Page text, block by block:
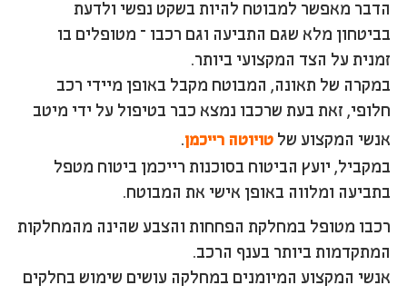
הדבר מאפשר למבוטח להיות בשקט נפשי ולדעת
בביטחון מלא שגם התביעה וגם רכבו – מטופלים בו
זמנית על הצד המקצועי ביותר.
במקרה של תאונה, המבוטח מקבל באופן מיידי רכב
חלופי, זאת בעת שרכבו נמצא כבר בטיפול על ידי מיטב
אנשי המקצוע של טויוטה רייכמן.
במקביל, יועץ הביטוח בסוכנות רייכמן ביטוח מטפל
בתביעה ומלווה באופן אישי את המבוטח.
רכבו מטופל במחלקת הפחחות והצבע שהינה מהמחלקות
המתקדמות ביותר בענף הרכב.
אנשי המקצוע המיומנים במחלקה עושים שימוש בחלקים